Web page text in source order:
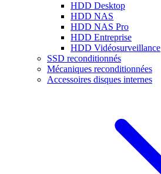
HDD Desktop
HDD NAS
HDD NAS Pro
HDD Entreprise
HDD Vidéosurveillance
SSD reconditionnés
Mécaniques reconditionnées
Accessoires disques internes